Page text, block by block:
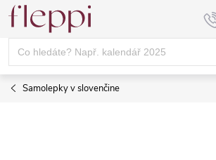
Přejít
obsah
Samolepky v slovenčine